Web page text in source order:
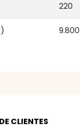
220
9.800
CLIENTES